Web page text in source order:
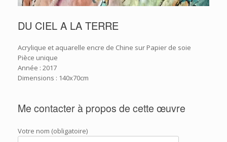
DU CIEL A LA TERRE
Acrylique et aquarelle encre de Chine sur Papier de soie
Pièce unique
Année : 2017
Dimensions : 140x70cm
Me contacter à propos de cette œuvre
Votre nom (obligatoire)